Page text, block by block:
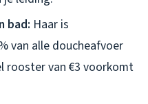
bad: Haar is
van alle doucheafvoer
rooster van €3 voorkomt